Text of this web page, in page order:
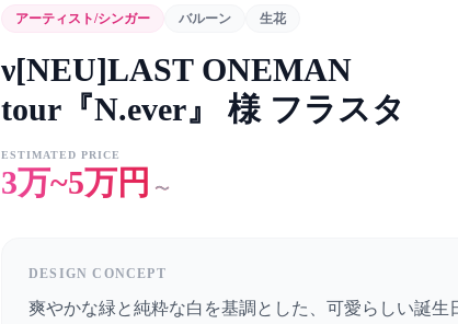
アーティスト/シンガー バルーン 生花
ν[NEU]LAST ONEMAN
tour『N.ever』 様 フラスタ
ESTIMATED PRICE
3万~5万円 〜
DESIGN CONCEPT
爽やかな緑と純粋な白を基調とした、可愛らしい誕生